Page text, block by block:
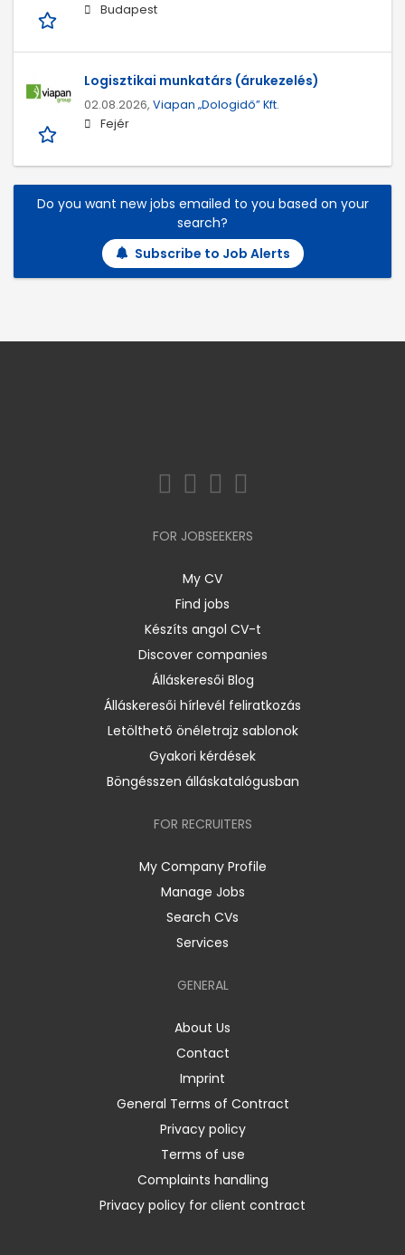
Budapest
Logisztikai munkatárs (árukezelés)
02.08.2026, Viapan „Dologidő” Kft.
Fejér
Do you want new jobs emailed to you based on your
search?
Subscribe to Job Alerts
FOR JOBSEEKERS
My CV
Find jobs
Készíts angol CV-t
Discover companies
Álláskeresői Blog
Álláskeresői hírlevél feliratkozás
Letölthető önéletrajz sablonok
Gyakori kérdések
Böngésszen álláskatalógusban
FOR RECRUITERS
My Company Profile
Manage Jobs
Search CVs
Services
GENERAL
About Us
Contact
Imprint
General Terms of Contract
Privacy policy
Terms of use
Complaints handling
Privacy policy for client contract